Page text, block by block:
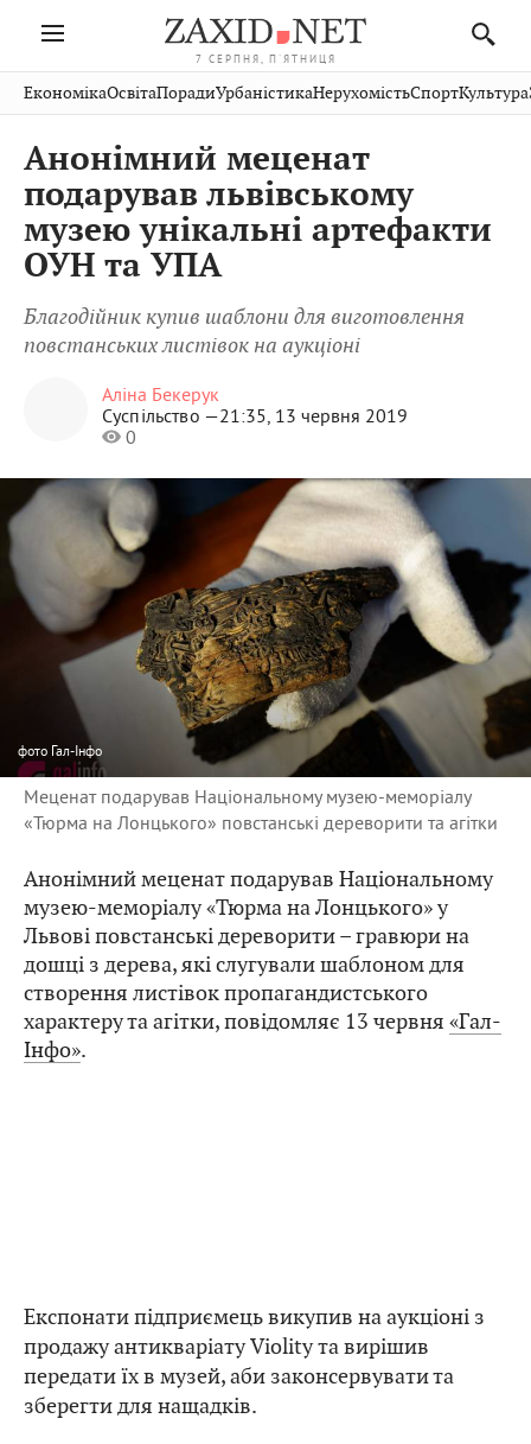
7 СЕРПНЯ, П'ЯТНИЦЯ
Івано-
Франківськ
Тернопіль
Волинь
Закарпаття
Рівне
Шептицький
Стрий
Хмельницький
Вінниця
Публікації
Авто СловкоКультура
Кіно Дім
ФотоОсвітаНерухомість
тварини
ЕкономікаОсвітаПорадиУрбаністикаНерухомістьСпортКультура
Анонімний меценат
подарував львівському
музею унікальні артефакти
ОУН та УПА
Благодійник купив шаблони для виготовлення
повстанських листівок на аукціоні
Аліна Бекерук
Суспільство —21:35, 13 червня 2019
0
фото Гал-Інфо
Меценат подарував Національному музею-меморіалу
«Тюрма на Лонцького» повстанські дереворити та агітки
Анонімний меценат подарував Національному
музею-меморіалу «Тюрма на Лонцького» у
Львові повстанські дереворити – гравюри на
дошці з дерева, які слугували шаблоном для
створення листівок пропагандистського
характеру та агітки, повідомляє 13 червня «Гал-
Інфо».
Експонати підприємець викупив на аукціоні з
продажу антикваріату Violity та вирішив
передати їх в музей, аби законсервувати та
зберегти для нащадків.